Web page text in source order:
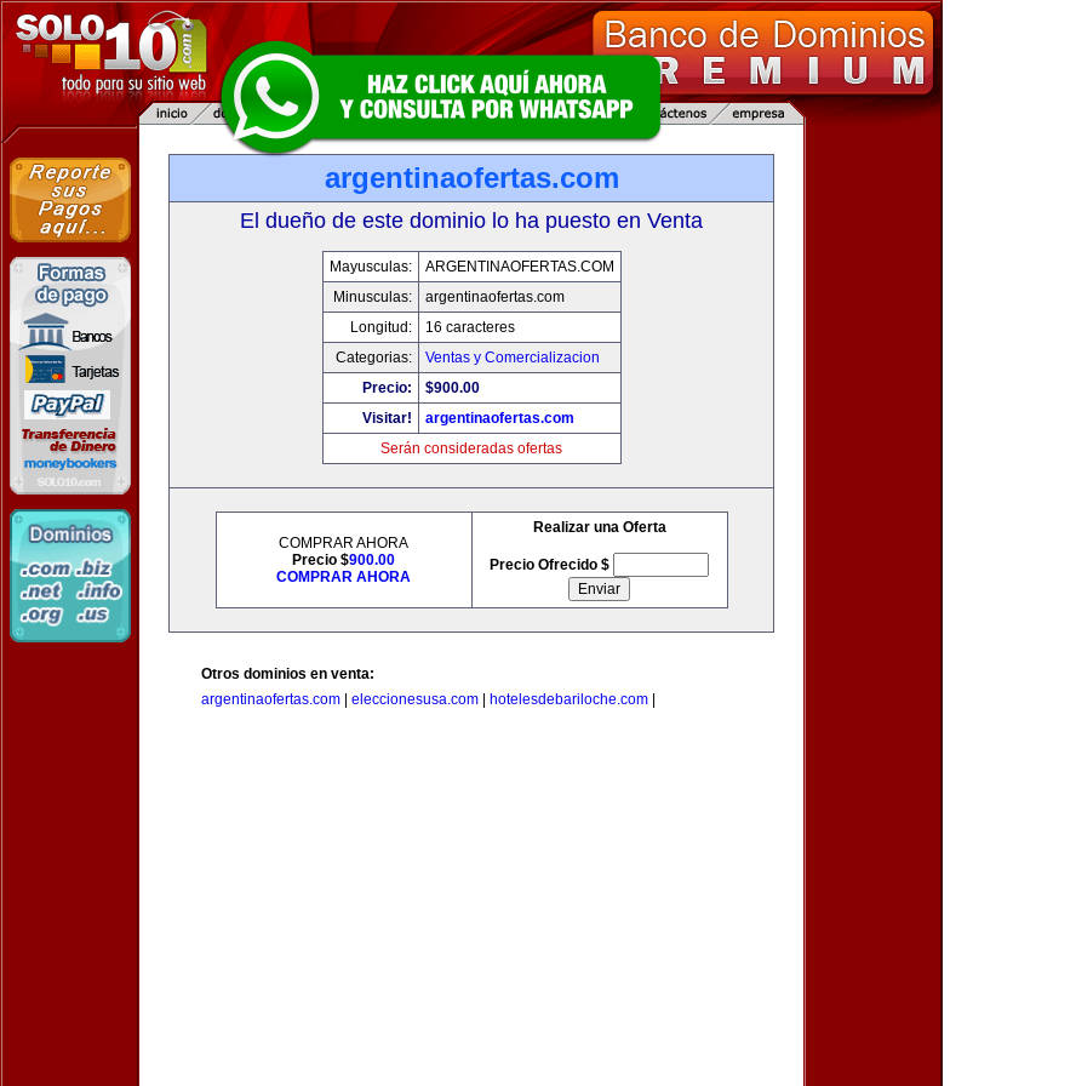
argentinaofertas.com
El dueño de este dominio lo ha puesto en Venta
Mayusculas:
ARGENTINAOFERTAS.COM
Minusculas:
argentinaofertas.com
Longitud:
16 caracteres
Categorias:
Ventas y Comercializacion
Precio:
$900.00
Visitar!
argentinaofertas.com
Serán consideradas ofertas
COMPRAR AHORA
Precio $900.00
COMPRAR AHORA
Realizar una Oferta
Precio Ofrecido $
Otros dominios en venta:
argentinaofertas.com
eleccionesusa.com hotelesdebariloche.com